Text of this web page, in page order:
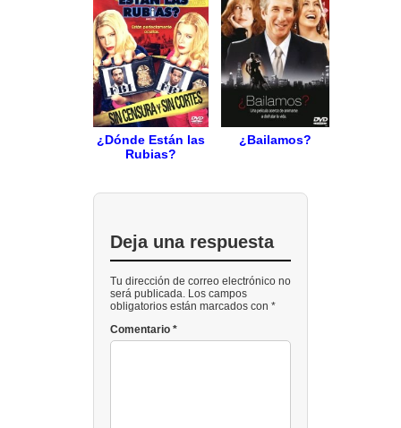
¿Dónde Están las
Rubias?
¿Bailamos?
Deja una respuesta
Tu dirección de correo electrónico no
será publicada. Los campos
obligatorios están marcados con *
Comentario *